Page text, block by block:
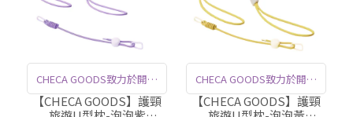
CHECA GOODS致力於開發
多種符合人體工學的記憶棉
【CHECA GOODS】護頸
CHECA GOODS致力於開發
多種符合人體工學的記憶棉
【CHECA GOODS】護頸